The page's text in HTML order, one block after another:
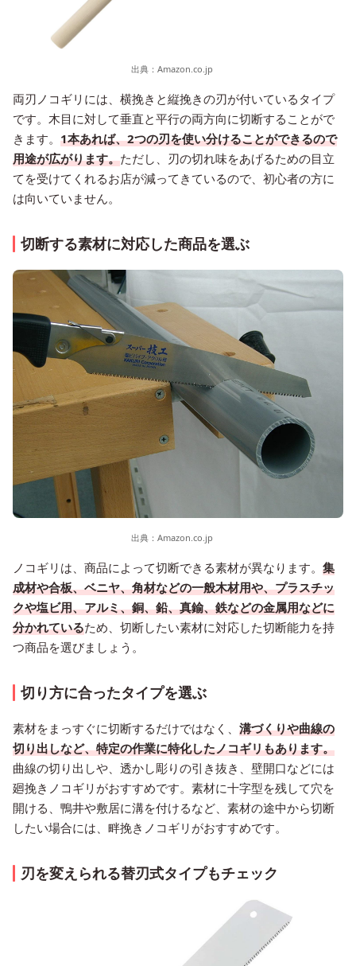
出典： Amazon.co.jp
両刃ノコギリには、横挽きと縦挽きの刃が付いているタイプ
です。木目に対して垂直と平行の両方向に切断することがで
きます。 1本あれば、2つの刃を使い分けることができるので
用途が広がります。ただし、刃の切れ味をあげるための目立
てを受けてくれるお店が減ってきているので、初心者の方に
は向いていません。
切断する素材に対応した商品を選ぶ
出典： Amazon.co.jp
ノコギリは、商品によって切断できる素材が異なります。 集
成材や合板、ベニヤ、角材などの一般木材用や、プラスチッ
クや塩ビ用、アルミ、銅、鉛、真鍮、鉄などの金属用などに
分かれているため、切断したい素材に対応した切断能力を持
つ商品を選びましょう。
切り方に合ったタイプを選ぶ
素材をまっすぐに切断するだけではなく、 溝づくりや曲線の
切り出しなど、特定の作業に特化したノコギリもあります。
曲線の切り出しや、透かし彫りの引き抜き、壁開口などには
廻挽きノコギリがおすすめです。素材に十字型を残して穴を
開ける、鴨井や敷居に溝を付けるなど、素材の途中から切断
したい場合には、畔挽きノコギリがおすすめです。
刃を変えられる替刃式タイプもチェック